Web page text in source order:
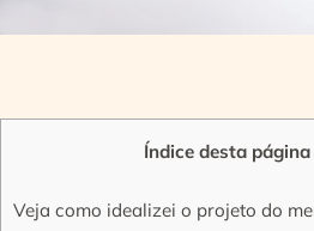
Índice desta página
Veja como idealizei o projeto do